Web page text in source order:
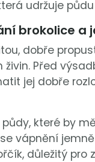
udržuje
brokolice a
dobře
Před
jej dobře
které by
vápnění
důležitý pro